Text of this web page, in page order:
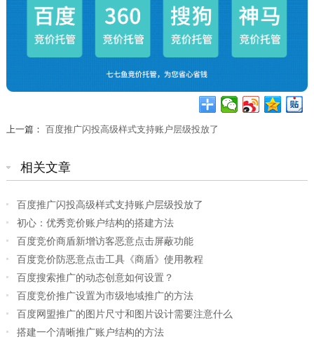
上一篇： 百度推广闪投高级样式支持账户层级投放了
相关文章
百度推广闪投高级样式支持账户层级投放了
初心：优秀竞价账户结构的搭建方法
百度竞价商盾新增访客恶意点击屏蔽功能
百度竞价防恶意点击工具《商盾》使用教程
百度搜索推广的动态创意如何设置？
百度竞价推广设置为市级地域推广的方法
百度网盟推广的图片尺寸和图片设计需要注意什么
搭建一个清晰推广账户结构的方法